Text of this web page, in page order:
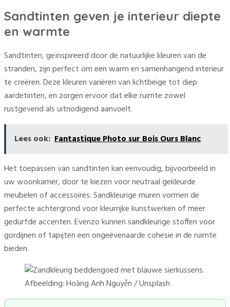
Sandtinten geven je interieur diepte
en warmte
Sandtinten, geïnspireerd door de natuurlijke kleuren van de
stranden, zijn perfect om een warm en samenhangend interieur
te creëren. Deze kleuren variëren van lichtbeige tot diep
aardetinten, en zorgen ervoor dat elke ruimte zowel
rustgevend als uitnodigend aanvoelt.
Lees ook: Fantastique Photo sur Bois Ours Blanc
Het toepassen van sandtinten kan eenvoudig, bijvoorbeeld in
uw woonkamer, door te kiezen voor neutraal gekleurde
meubelen of accessoires. Sandkleurige muren vormen de
perfecte achtergrond voor kleurrijke kunstwerken of meer
gedurfde accenten. Evenzo kunnen sandkleurige stoffen voor
gordijnen of tapijten een ongeëvenaarde cohesie in de ruimte
bieden.
Afbeelding: Hoàng Anh Nguyễn / Unsplash